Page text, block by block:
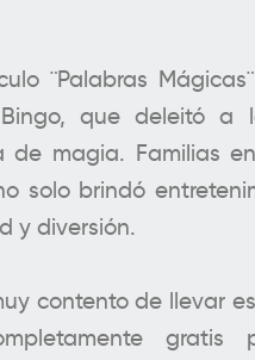
¨Palabras
que deleitó a
magia. Familias
solo brindó
y diversión.
contento de llevar
gratis